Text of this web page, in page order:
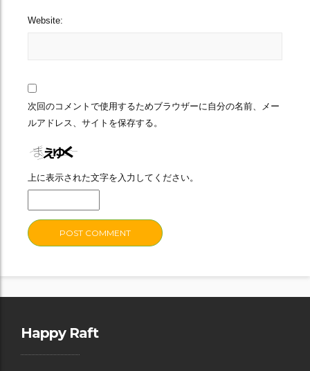
Website:
次回のコメントで使用するためブラウザーに自分の名前、メー
ルアドレス、サイトを保存する。
上に表示された文字を入力してください。
Happy Raft